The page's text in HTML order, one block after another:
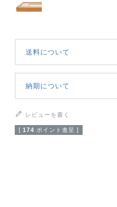
送料について
納期について
レビューを書く
[ 174 ポイント進呈 ]